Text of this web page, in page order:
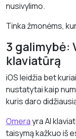
nusivylimo.
Tinka žmonėms,
3 galimybė:
klaviatūrą
iOS leidžia bet
nustatytai kaip
kuris daro
Omerayra AI
taisymą kažkuo iš